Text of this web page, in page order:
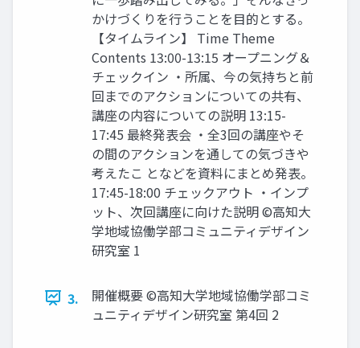
かけづくりを行うことを目的とする。
【タイムライン】 Time Theme
Contents 13:00-13:15 オープニング＆
チェックイン ・所属、今の気持ちと前
回までのアクションについての共有、
講座の内容についての説明 13:15-
17:45 最終発表会 ・全3回の講座やそ
の間のアクションを通しての気づきや
考えたこ となどを資料にまとめ発表。
17:45-18:00 チェックアウト ・インプ
ット、次回講座に向けた説明 ©高知大
学地域協働学部コミュニティデザイン
研究室 1
3.
開催概要 ©高知大学地域協働学部コミ
ュニティデザイン研究室 第4回 2